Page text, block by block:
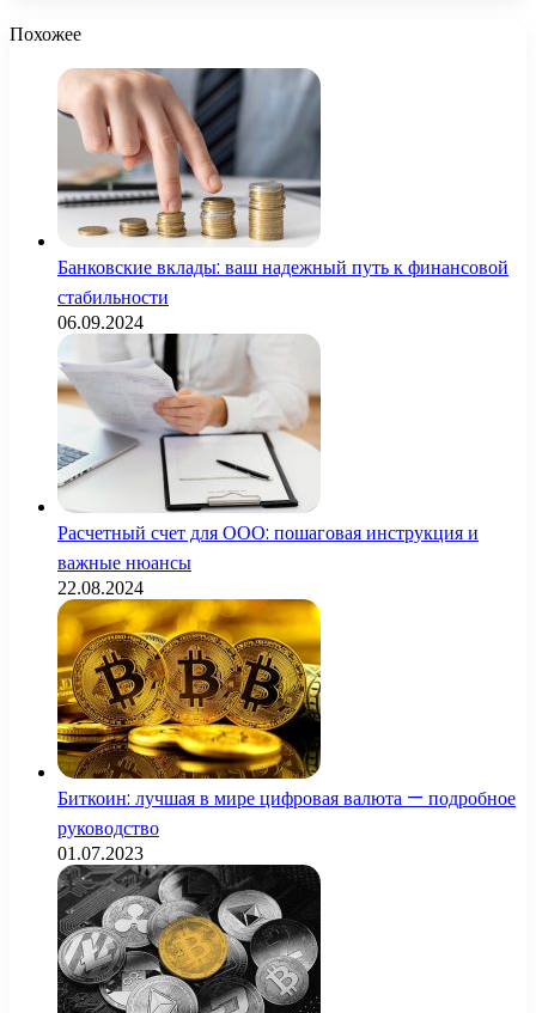
Похожее
Банковские вклады: ваш надежный путь к финансовой
стабильности
06.09.2024
Расчетный счет для ООО: пошаговая инструкция и
важные нюансы
22.08.2024
Биткоин: лучшая в мире цифровая валюта — подробное
руководство
01.07.2023